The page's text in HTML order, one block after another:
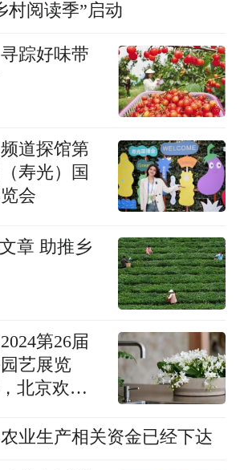
村阅读季”启动
踪好味带
道探馆第
寿光）国
会
章 助推乡
第26届
艺展览
北京欢迎
业生产相关资金已经下达